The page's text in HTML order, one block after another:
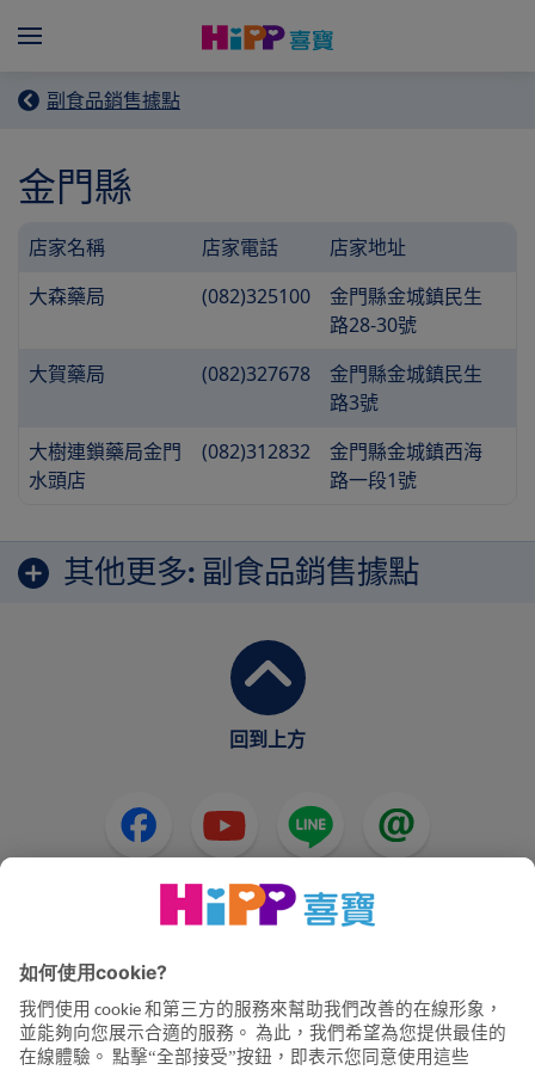
Menü
副食品銷售據點
金門縣
店家名稱 店家電話
店家地址
大森藥局
(082)325100
金門縣金城鎮民生
路28-30號
大賀藥局
(082)327678
金門縣金城鎮民生
路3號
大樹連鎖藥局金門
水頭店
(082)312832
金門縣金城鎮西海
路一段1號
其他更多: 副食品銷售據點
回到上方
HiPP奶粉 HiPP嬰兒食品 HiPP懷孕
隱私政策和使用條款
聯絡我們